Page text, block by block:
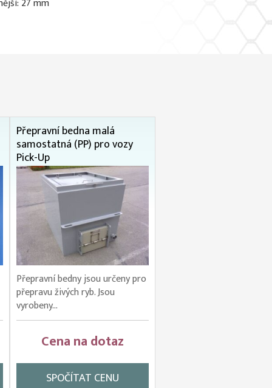
27 mm
Přepravní bedna malá
samostatná (PP) pro vozy
Pick-Up
Přepravní bedny jsou určeny pro
přepravu živých ryb. Jsou
vyrobeny...
Cena na dotaz
SPOČÍTAT CENU